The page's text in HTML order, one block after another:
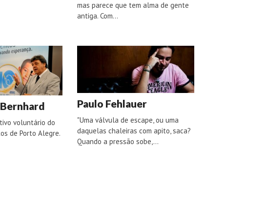
mas parece que tem alma de gente
antiga. Com…
voluntário do
de Porto Alegre.
Paulo Fehlauer
"Uma válvula de escape, ou uma
daquelas chaleiras com apito, saca?
Quando a pressão sobe,…